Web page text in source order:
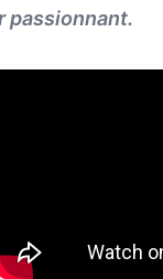
passionnant.